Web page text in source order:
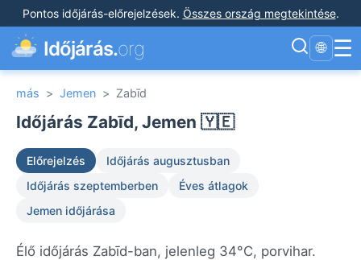
Pontos időjárás-előrejelzések. Összes ország megtekintése.
Időjárás.org 🌐 ☰
más > Jemen > Zabīd
Időjárás Zabīd, Jemen 🇾🇪
Előrejelzés
Időjárás augusztusban
Időjárás szeptemberben
Éves átlagok
Jemen időjárása
Élő időjárás Zabīd-ban, jelenleg 34°C, porvihar.